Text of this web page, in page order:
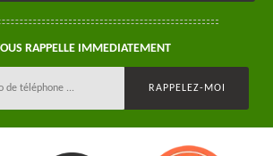
RAPPELLE IMMEDIATEMENT